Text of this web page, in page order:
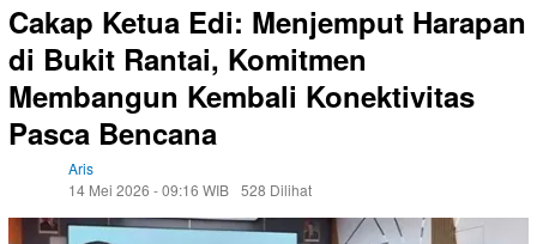
Cakap Ketua Edi: Menjemput Harapan
di Bukit Rantai, Komitmen
Membangun Kembali Konektivitas
Pasca Bencana
Aris
14 Mei 2026 - 09:16 WIB 528 Dilihat